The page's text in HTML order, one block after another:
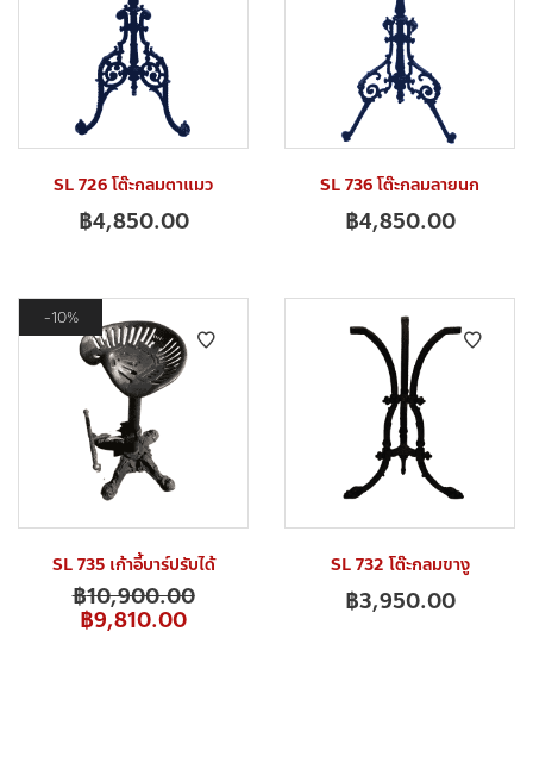
SL 726 โต๊ะกลมตาแมว
฿4,850.00
SL 736 โต๊ะกลมลายนก
฿4,850.00
10%
SL 735 เก้าอี้บาร์ปรับได้
฿10,900.00
฿9,810.00
SL 732 โต๊ะกลมขางู
฿3,950.00